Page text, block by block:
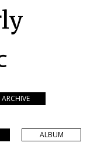
ARCHIVE
ALBUM